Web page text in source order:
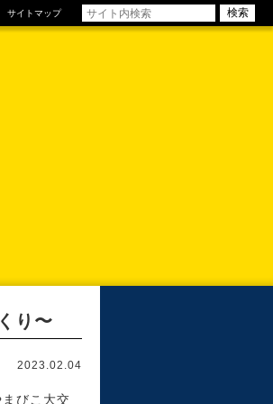
サイトマップ
り〜
2023.02.04
びこ大交